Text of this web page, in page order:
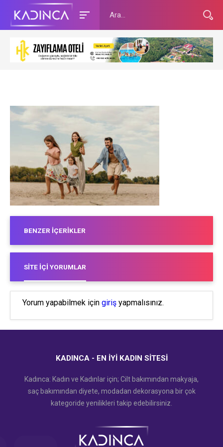
BENZER İÇERIKLER
SITE İÇI YORUMLAR
Yorum yapabilmek için giriş yapmalısınız.
KADINCA - EN İYI KADIN SITESI
Kadınca: Kadın ve Kadınlar için; Cilt bakımından makyaja,
saç bakımından diyete, modadan dekorasyona bir çok
kategoride yenilikleri takip edebilirsiniz.